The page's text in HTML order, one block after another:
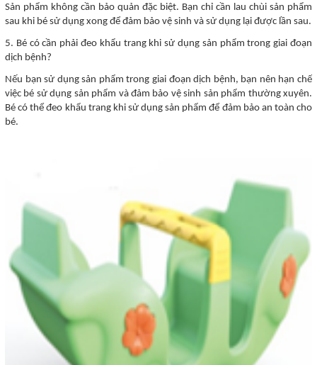
Sản phẩm không cần bảo quản đặc biệt. Bạn chỉ cần lau chùi sản phẩm
sau khi bé sử dụng xong để đảm bảo vệ sinh và sử dụng lại được lần sau.
5. Bé có cần phải đeo khẩu trang khi sử dụng sản phẩm trong giai đoạn
dịch bệnh?
Nếu bạn sử dụng sản phẩm trong giai đoạn dịch bệnh, bạn nên hạn chế
việc bé sử dụng sản phẩm và đảm bảo vệ sinh sản phẩm thường xuyên.
Bé có thể đeo khẩu trang khi sử dụng sản phẩm để đảm bảo an toàn cho
bé.